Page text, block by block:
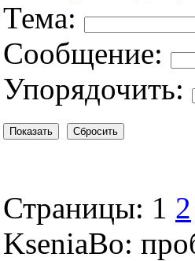
Тема:
Cooбщение:
Упорядочить:
Страницы: 1 2
KseniaBo: